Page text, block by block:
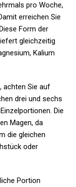
pro Woche,
erreichen Sie
Form der
gleichzeitig
Kalium
achten Sie auf
drei und sechs
Die
Magen, da
die gleichen
oder
Portion